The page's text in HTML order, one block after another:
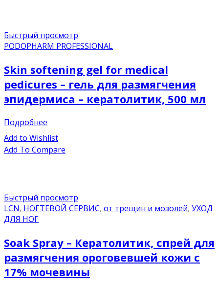
Быстрый просмотр
PODOPHARM PROFESSIONAL
Skin softening gel for medical
pedicures – гель для размягчения
эпидермиса – кератолитик, 500 мл
Подробнее
Add to Wishlist
Add To Compare
Быстрый просмотр
LCN, НОГТЕВОЙ СЕРВИС, от трещин и мозолей, УХОД
ДЛЯ НОГ
Soak Spray – Кератолитик, спрей для
размягчения ороговевшей кожи с
17% мочевины